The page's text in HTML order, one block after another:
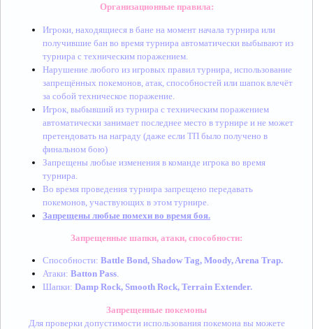
Организационные правила:
Игроки, находящиеся в бане на момент начала турнира или
получившие бан во время турнира автоматически выбывают из
турнира с техническим поражением.
Нарушение любого из игровых правил турнира, использование
запрещённых покемонов, атак, способностей или шапок влечёт
за собой техническое поражение.
Игрок, выбывший из турнира с техническим поражением
автоматически занимает последнее место в турнире и не может
претендовать на награду (даже если ТП было получено в
финальном бою)
Запрещены любые изменения в команде игрока во время
турнира.
Во время проведения турнира запрещено передавать
покемонов, участвующих в этом турнире.
Запрещены любые помехи во время боя.
Запрещенные шапки, атаки, способности:
Способности: Battle Bond, Shadow Tag, Moody, Arena Trap.
Атаки: Batton Pass.
Шапки: Damp Rock, Smooth Rock, Terrain Extender.
Запрещенные покемоны
Для проверки допустимости использования покемона вы можете